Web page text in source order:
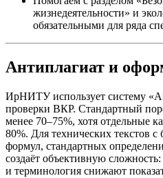
жизнедеятельности» и
обязательными для ряда
Антиплагиат и
ИрНИТУ использует систему
проверки ВКР. Стандартный
менее 70–75%, хотя отдельные
80%. Для технических текстов
формул, стандартных
создаёт объективную
и терминология снижают